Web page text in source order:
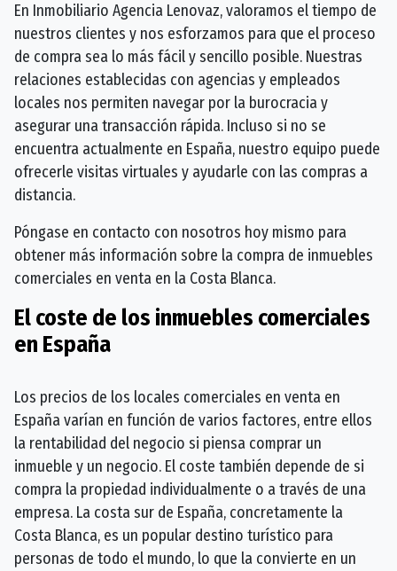
En Inmobiliario Agencia Lenovaz, valoramos el tiempo de
nuestros clientes y nos esforzamos para que el proceso
de compra sea lo más fácil y sencillo posible. Nuestras
relaciones establecidas con agencias y empleados
locales nos permiten navegar por la burocracia y
asegurar una transacción rápida. Incluso si no se
encuentra actualmente en España, nuestro equipo puede
ofrecerle visitas virtuales y ayudarle con las compras a
distancia.
Póngase en contacto con nosotros hoy mismo para
obtener más información sobre la compra de inmuebles
comerciales en venta en la Costa Blanca.
El coste de los inmuebles comerciales
en España
Los precios de los locales comerciales en venta en
España varían en función de varios factores, entre ellos
la rentabilidad del negocio si piensa comprar un
inmueble y un negocio. El coste también depende de si
compra la propiedad individualmente o a través de una
empresa. La costa sur de España, concretamente la
Costa Blanca, es un popular destino turístico para
personas de todo el mundo, lo que la convierte en un